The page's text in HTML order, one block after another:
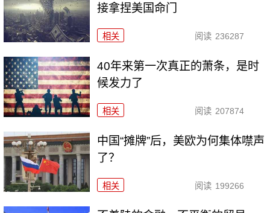
接拿捏美国命门
相关 阅读 236287
40年来第一次真正的萧条，是时
候发力了
相关 阅读 207874
中国“摊牌”后，美欧为何集体噤声
了？
相关 阅读 199266